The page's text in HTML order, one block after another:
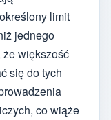
limit
jednego
że większość
się do tych
co wiąże